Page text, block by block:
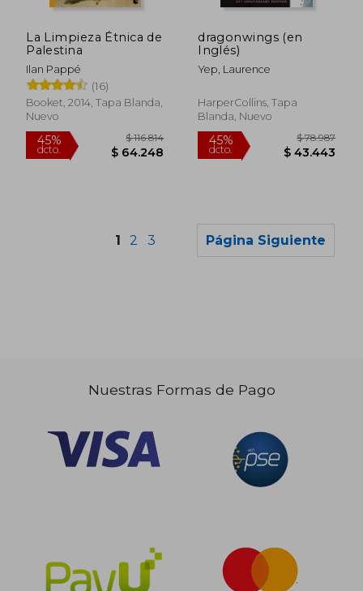
45% $ 213.043 45%
La Limpieza Étnica de
Palestina
Ilan Pappé
(16)
Booket, 2014, Tapa Blanda,
Nuevo
dragonwings (en
Inglés)
Yep, Laurence
HarperCollins, Tapa
Blanda, Nuevo
1 2 3 Página Siguiente
Nuestras Formas de Pago